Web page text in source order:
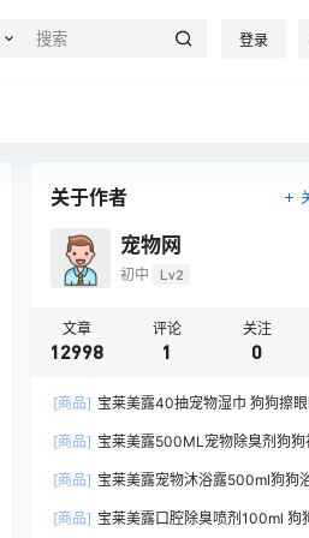
登录
关于作者
宠物网
初中 Lv2
文章
12998
评论
1
关注
0
[商品] 宝莱美露40抽宠物湿巾 狗狗擦
[商品] 宝莱美露500ML宠物除臭剂狗狗
[商品] 宝莱美露宠物沐浴露500ml狗狗
[商品] 宝莱美露口腔除臭喷剂100ml 狗